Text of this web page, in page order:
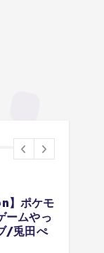
】ポケモ
ームやっ
/兎田ぺ